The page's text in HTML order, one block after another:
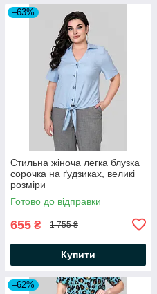
–63%
Стильна жіноча легка блузка
сорочка на ґудзиках, великі
розміри
Готово до відправки
655 ₴ 1 755 ₴
Купити
–62%